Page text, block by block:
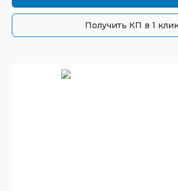
Получить КП в 1